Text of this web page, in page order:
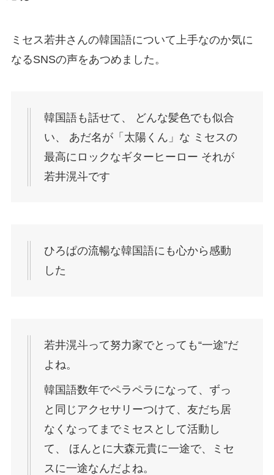
ミセス若井さんの韓国語について上手なのか気に
なるSNSの声をあつめました。
韓国語も話せて、 どんな髪色でも似合
い、 あだ名が「太陽くん」な ミセスの
最高にロックなギターヒーロー それが
若井滉斗です
ひろぱの流暢な韓国語にも心から感動
した
若井滉斗って努力家でとっても“一途”だ
よね。
韓国語数年でペラペラになって、ずっ
と同じアクセサリーつけて、友だち居
なくなってまでミセスとして活動し
て、 ほんとに大森元貴に一途で、ミセ
スに一途なんだよね。